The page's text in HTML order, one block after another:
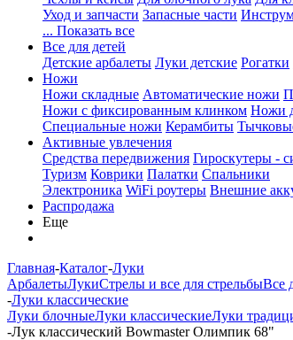
Уход и запчасти Запасные части
... Показать все
Все для детей
Детские арбалеты Луки детские Рогатки
Ножи
Ножи складные Автоматические ножи
Ножи с фиксированным клинком Ножи
Специальные ножи Керамбиты
Активные увлечения
Средства передвижения Гироскутеры -
Туризм Коврики Палатки Спальники
Электроника WiFi роутеры Внешние
Распродажа
Еще
Главная-Каталог-Луки
АрбалетыЛукиСтрелы и все для стрельбыВсе
-Луки классические
Луки блочныеЛуки классическиеЛуки
-Лук классический Bowmaster Олимпик 68"